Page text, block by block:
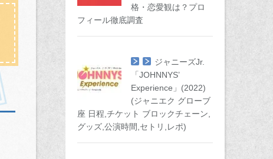
格・恋愛観は？プロ
フィール徹底調査
ジャニーズJr.
「JOHNNYS’
Experience」(2022)
(ジャニエク グローブ
座 日程,チケット ブロックチェーン,
グッズ,公演時間,セトリ,レポ)